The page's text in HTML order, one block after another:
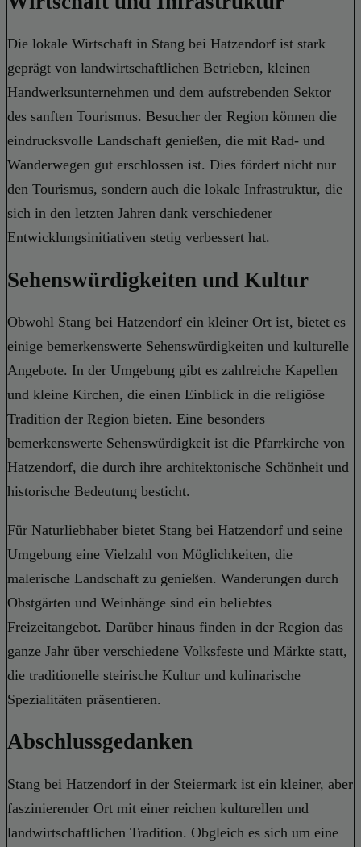
Die lokale Wirtschaft in Stang bei Hatzendorf ist stark
geprägt von landwirtschaftlichen Betrieben, kleinen
Handwerksunternehmen und dem aufstrebenden Sektor
des sanften Tourismus. Besucher der Region können die
eindrucksvolle Landschaft genießen, die mit Rad- und
Wanderwegen gut erschlossen ist. Dies fördert nicht nur
den Tourismus, sondern auch die lokale Infrastruktur, die
sich in den letzten Jahren dank verschiedener
Entwicklungsinitiativen stetig verbessert hat.
Sehenswürdigkeiten und Kultur
Obwohl Stang bei Hatzendorf ein kleiner Ort ist, bietet es
einige bemerkenswerte Sehenswürdigkeiten und kulturelle
Angebote. In der Umgebung gibt es zahlreiche Kapellen
und kleine Kirchen, die einen Einblick in die religiöse
Tradition der Region bieten. Eine besonders
bemerkenswerte Sehenswürdigkeit ist die Pfarrkirche von
Hatzendorf, die durch ihre architektonische Schönheit und
historische Bedeutung besticht.
Für Naturliebhaber bietet Stang bei Hatzendorf und seine
Umgebung eine Vielzahl von Möglichkeiten, die
malerische Landschaft zu genießen. Wanderungen durch
Obstgärten und Weinhänge sind ein beliebtes
Freizeitangebot. Darüber hinaus finden in der Region das
ganze Jahr über verschiedene Volksfeste und Märkte statt,
die traditionelle steirische Kultur und kulinarische
Spezialitäten präsentieren.
Abschlussgedanken
Stang bei Hatzendorf in der Steiermark ist ein kleiner, aber
faszinierender Ort mit einer reichen kulturellen und
landwirtschaftlichen Tradition. Obgleich es sich um eine